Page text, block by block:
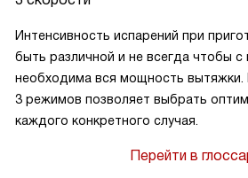
Интенсивность испарений при
быть различной и не всегда чтобы с
необходима вся мощность вытяжки.
3 режимов позволяет выбрать
каждого конкретного случая.
Перейти в